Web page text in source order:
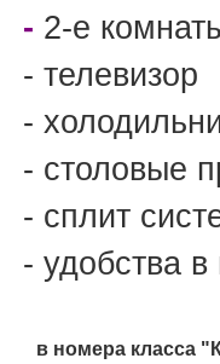
- 2-е
- телевизор
-
- столовые
- сплит
- удобства
в номера класса